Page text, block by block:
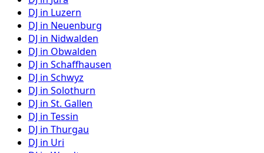
DJ in Luzern
DJ in Neuenburg
DJ in Nidwalden
DJ in Obwalden
DJ in Schaffhausen
DJ in Schwyz
DJ in Solothurn
DJ in St. Gallen
DJ in Tessin
DJ in Thurgau
DJ in Uri